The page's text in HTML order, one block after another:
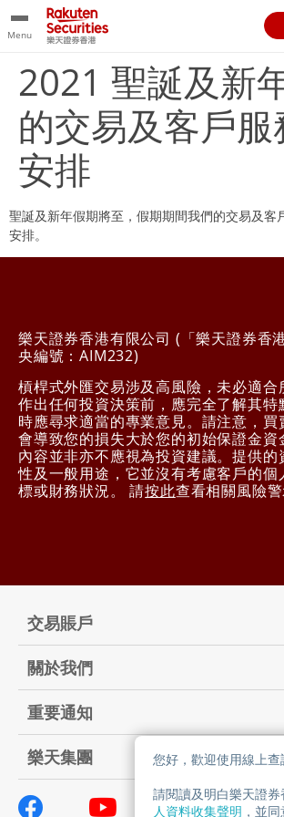
Menu
2021 聖誕及新
的交易及客戶服
安排
聖誕及新年假期將至，假期期間我們的交易及客
安排。
樂天證券香港有限公司 (「樂天證券香
央編號：AIM232)
槓桿式外匯交易涉及高風險，未必適合
作出任何投資決策前，應完全了解其特
時應尋求適當的專業意見。請注意，買
會導致您的損失大於您的初始保證金資
內容並非亦不應視為投資建議。提供的
性及一般用途，它並沒有考慮客戶的個
標或財務狀況。 請按此查看相關風險警
交易賬戶
關於我們
重要通知
樂天集團